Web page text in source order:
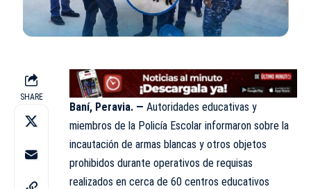
SHARE
Baní, Peravia. — Autoridades educativas y
miembros de la Policía Escolar informaron sobre la
incautación de armas blancas y otros objetos
prohibidos durante operativos de requisas
realizados en cerca de 60 centros educativos